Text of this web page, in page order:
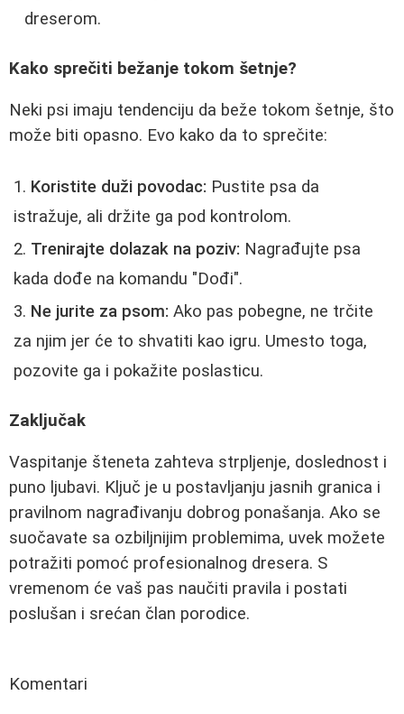
dreserom.
Kako sprečiti bežanje tokom šetnje?
Neki psi imaju tendenciju da beže tokom šetnje, što
može biti opasno. Evo kako da to sprečite:
Koristite duži povodac: Pustite psa da
istražuje, ali držite ga pod kontrolom.
Trenirajte dolazak na poziv: Nagrađujte psa
kada dođe na komandu "Dođi".
Ne jurite za psom: Ako pas pobegne, ne trčite
za njim jer će to shvatiti kao igru. Umesto toga,
pozovite ga i pokažite poslasticu.
Zaključak
Vaspitanje šteneta zahteva strpljenje, doslednost i
puno ljubavi. Ključ je u postavljanju jasnih granica i
pravilnom nagrađivanju dobrog ponašanja. Ako se
suočavate sa ozbiljnijim problemima, uvek možete
potražiti pomoć profesionalnog dresera. S
vremenom će vaš pas naučiti pravila i postati
poslušan i srećan član porodice.
Komentari